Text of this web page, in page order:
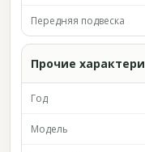
Передняя подвеска
Прочие
Год
Модель